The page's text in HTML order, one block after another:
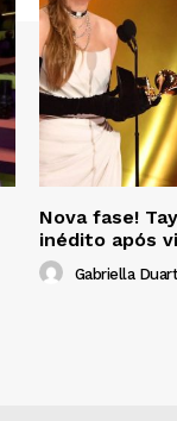
Nova fase!
inédito após
Gabriella